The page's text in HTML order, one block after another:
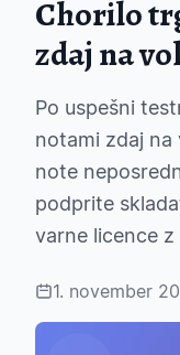
Chorilo
zdaj na
Po uspešni
notami zdaj na
note
podprite
varne licence
1. november